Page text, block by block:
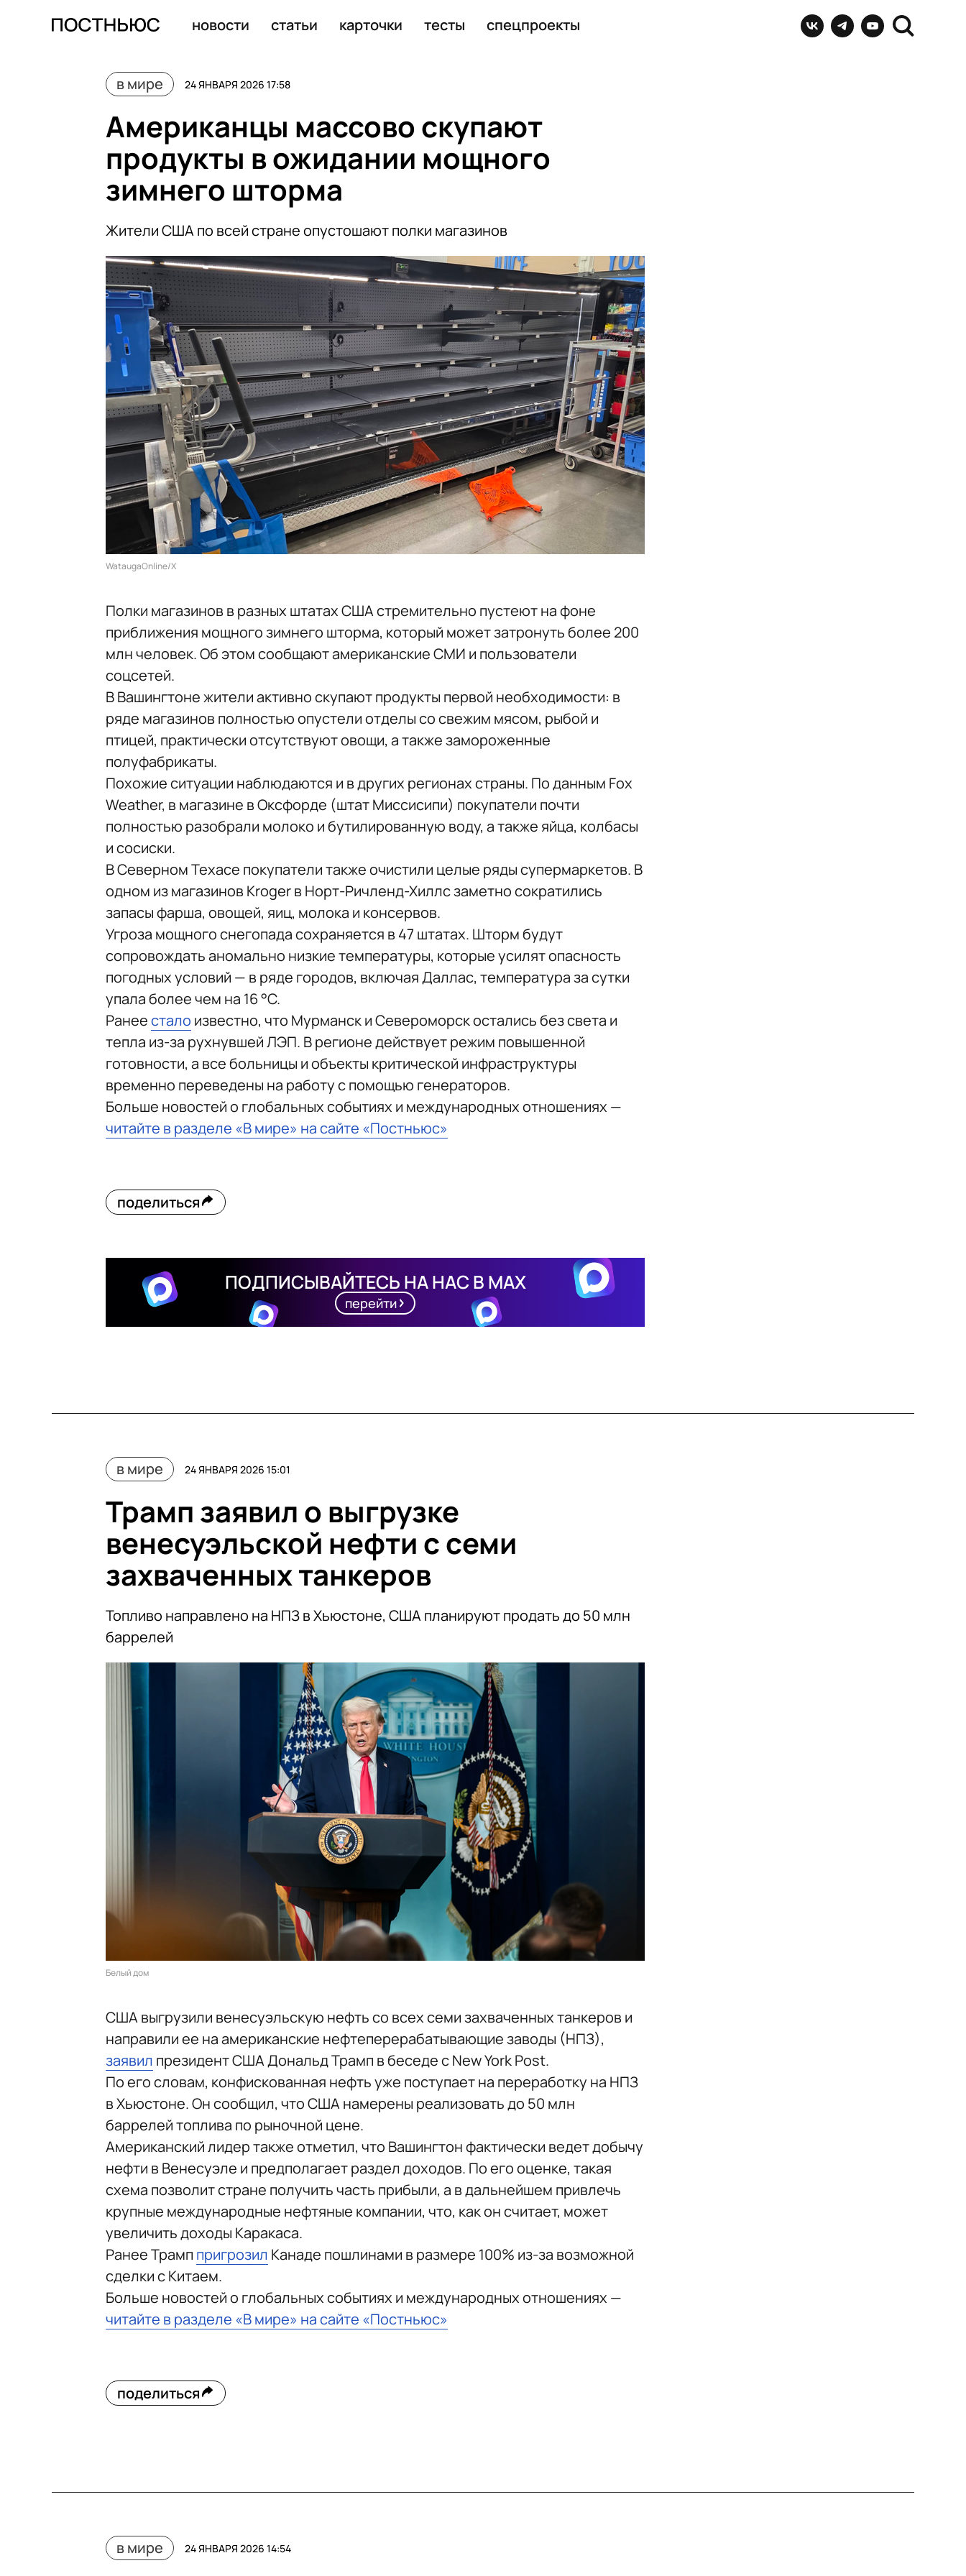
новости статьи карточки тесты спецпроекты
в мире 24 ЯНВАРЯ 2026 17:58
Американцы массово скупают
продукты в ожидании мощного
зимнего шторма
Жители США по всей стране опустошают полки магазинов
WataugaOnline/X
Полки магазинов в разных штатах США стремительно пустеют на фоне
приближения мощного зимнего шторма, который может затронуть более 200
млн человек. Об этом сообщают американские СМИ и пользователи
соцсетей.
В Вашингтоне жители активно скупают продукты первой необходимости: в
ряде магазинов полностью опустели отделы со свежим мясом, рыбой и
птицей, практически отсутствуют овощи, а также замороженные
полуфабрикаты.
Похожие ситуации наблюдаются и в других регионах страны. По данным Fox
Weather, в магазине в Оксфорде (штат Миссисипи) покупатели почти
полностью разобрали молоко и бутилированную воду, а также яйца, колбасы
и сосиски.
В Северном Техасе покупатели также очистили целые ряды супермаркетов. В
одном из магазинов Kroger в Норт-Ричленд-Хиллс заметно сократились
запасы фарша, овощей, яиц, молока и консервов.
Угроза мощного снегопада сохраняется в 47 штатах. Шторм будут
сопровождать аномально низкие температуры, которые усилят опасность
погодных условий — в ряде городов, включая Даллас, температура за сутки
упала более чем на 16 °C.
Ранеестало известно, что Мурманск и Североморск остались без света и
тепла из-за рухнувшей ЛЭП. В регионе действует режим повышенной
готовности, а все больницы и объекты критической инфраструктуры
временно переведены на работу с помощью генераторов.
Больше новостей о глобальных событиях и международных отношениях —
читайте в разделе «В мире» на сайте «Постньюс»
поделиться
ПОДПИСЫВАЙТЕСЬ НА НАС В MAX
перейти
в мире 24 ЯНВАРЯ 2026 15:01
Трамп заявил о выгрузке
венесуэльской нефти с семи
захваченных танкеров
Топливо направлено на НПЗ в Хьюстоне, США планируют продать до 50 млн
баррелей
Белый дом
США выгрузили венесуэльскую нефть со всех семи захваченных танкеров и
направили ее на американские нефтеперерабатывающие заводы (НПЗ),
заявил президент США Дональд Трамп в беседе с New York Post.
По его словам, конфискованная нефть уже поступает на переработку на НПЗ
в Хьюстоне. Он сообщил, что США намерены реализовать до 50 млн
баррелей топлива по рыночной цене.
Американский лидер также отметил, что Вашингтон фактически ведет добычу
нефти в Венесуэле и предполагает раздел доходов. По его оценке, такая
схема позволит стране получить часть прибыли, а в дальнейшем привлечь
крупные международные нефтяные компании, что, как он считает, может
увеличить доходы Каракаса.
Ранее Трамп пригрозил Канаде пошлинами в размере 100% из-за возможной
сделки с Китаем.
Больше новостей о глобальных событиях и международных отношениях —
читайте в разделе «В мире» на сайте «Постньюс»
поделиться
в мире 24 ЯНВАРЯ 2026 14:54